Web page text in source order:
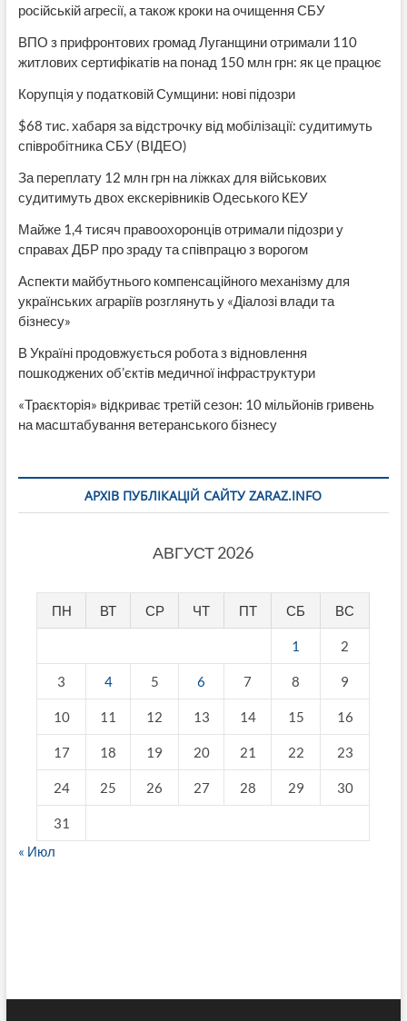
російській агресії, а також кроки на очищення СБУ
ВПО з прифронтових громад Луганщини отримали 110
житлових сертифікатів на понад 150 млн грн: як це працює
Корупція у податковій Сумщини: нові підозри
$68 тис. хабаря за відстрочку від мобілізації: судитимуть
співробітника СБУ (ВІДЕО)
За переплату 12 млн грн на ліжках для військових
судитимуть двох екскерівників Одеського КЕУ
Майже 1,4 тисяч правоохоронців отримали підозри у
справах ДБР про зраду та співпрацю з ворогом
Аспекти майбутнього компенсаційного механізму для
українських аграріїв розглянуть у «Діалозі влади та
бізнесу»
В Україні продовжується робота з відновлення
пошкоджених об’єктів медичної інфраструктури
«Траєкторія» відкриває третій сезон: 10 мільйонів гривень
на масштабування ветеранського бізнесу
АРХІВ ПУБЛІКАЦІЙ САЙТУ ZARAZ.INFO
АВГУСТ 2026
ПН ВТ СР ЧТ ПТ СБ ВС
1 2
3 4 5 6 7 8 9
10 11 12 13 14 15 16
17 18 19 20 21 22 23
24 25 26 27 28 29 30
31
« Июл